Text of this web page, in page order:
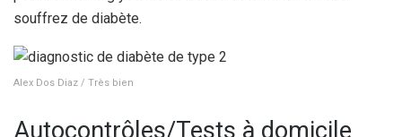
souffrez de diabète.
Alex Dos Diaz / Très bien
Autocontrôles/Tests à domicile